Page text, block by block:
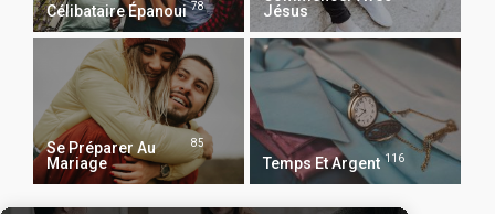
Célibataire Épanoui 78
Jésus
Se Préparer Au
Mariage
85
Temps Et Argent 116